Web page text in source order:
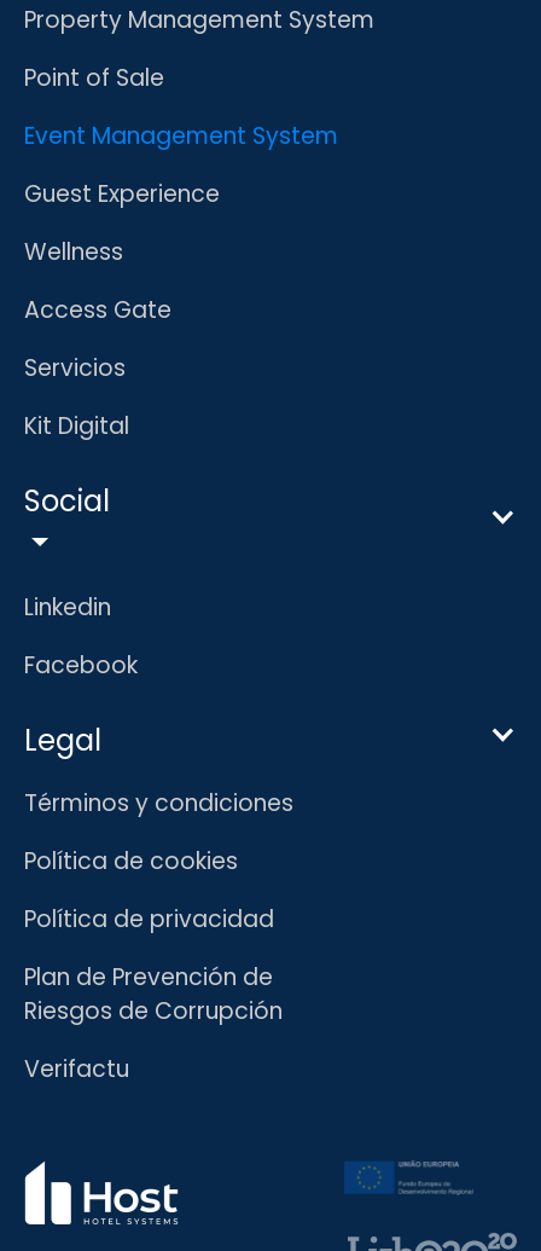
Property Management System
Point of Sale
Event Management System
Guest Experience
Wellness
Access Gate
Servicios
Kit Digital
Social
Linkedin
Facebook
Legal
Términos y condiciones
Política de cookies
Política de privacidad
Plan de Prevención de
Riesgos de Corrupción
Verifactu